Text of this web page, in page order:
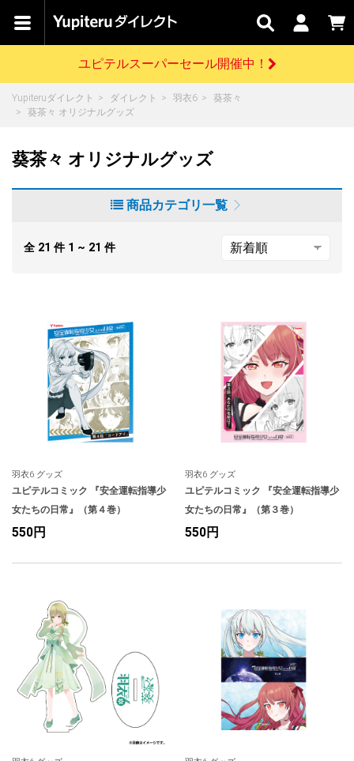
カテゴリで
キャン
ペーン
関連
サービス
お問い
合わせ
はじめての
ゴルフ
ダイレクト
バーチャルストア
アウトレット
駐車監視機能 標準搭載
駐車監視セット
サポートカー用品
製品登録や最新情報はこちら
GPSデータ更新のお申込はこちら
開催中のキャンペーン
【8/17(月) 7:59ま
ーセール開催
scroll
お買い物ガイド
各種ご利用方法はこちら
よくあるご質問
お問い合わせ前のご確認はこちら
お問い合わせ
ドライブレコーダーを比較して探す
ログインする
会員価格やポイントを利用してご購入頂けます
ユピテルスーパーセール開催中！
Yupiteruダイレクト ダイレクト 羽衣6
葵茶々
葵茶々 オリジナルグッズ
葵茶々 オリジナルグッズ
商品カテゴリ一覧
全 21 件 1 ~ 21 件
羽衣6 グッズ
ユピテルコミック 『安全運転指導少
女たちの日常』（第４巻）
550円
羽衣6 グッズ
ユピテルコミック 『安全運転指導少
女たちの日常』（第３巻）
550円